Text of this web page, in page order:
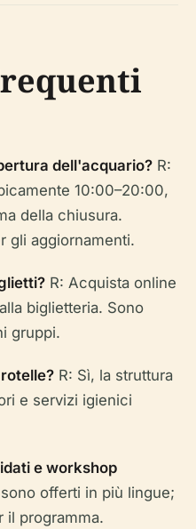
dell'acquario? R:
10:00–20:00,
della chiusura.
gli aggiornamenti.
R: Acquista online
biglietteria. Sono
gruppi.
R: Sì, la struttura
e servizi igienici
e workshop
offerti in più lingue;
il programma.